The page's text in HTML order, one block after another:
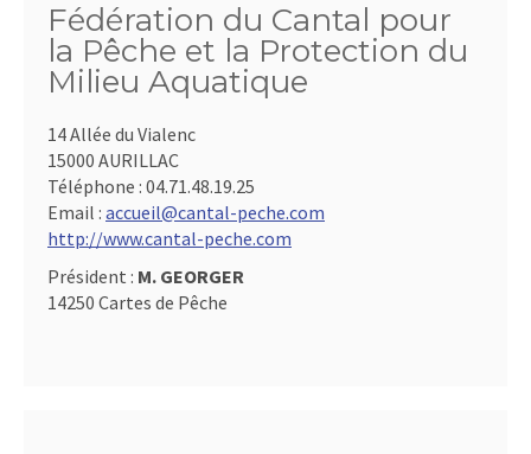
Fédération du Cantal pour
la Pêche et la Protection du
Milieu Aquatique
14 Allée du Vialenc
15000 AURILLAC
Téléphone : 04.71.48.19.25
Email : accueil@cantal-peche.com
http://www.cantal-peche.com
Président : M. GEORGER
14250 Cartes de Pêche